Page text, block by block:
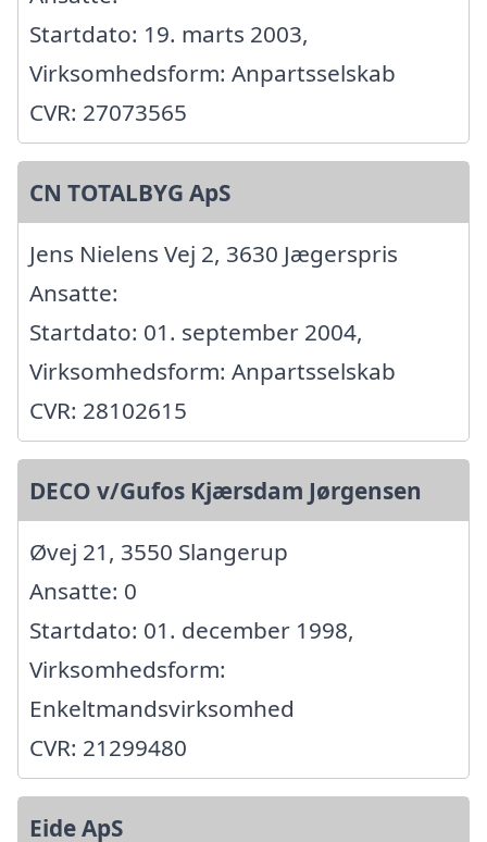
Startdato: 19. marts 2003,
Virksomhedsform: Anpartsselskab
CVR: 27073565
CN TOTALBYG ApS
Jens Nielens Vej 2, 3630 Jægerspris
Ansatte:
Startdato: 01. september 2004,
Virksomhedsform: Anpartsselskab
CVR: 28102615
DECO v/Gufos Kjærsdam Jørgensen
Øvej 21, 3550 Slangerup
Ansatte: 0
Startdato: 01. december 1998,
Virksomhedsform:
Enkeltmandsvirksomhed
CVR: 21299480
Eide ApS